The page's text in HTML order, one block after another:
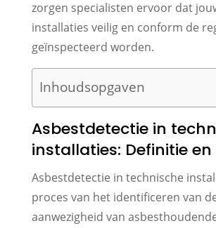
zorgen specialisten ervoor dat
installaties veilig en conform de
geïnspecteerd worden.
Inhoudsopgaven
Asbestdetectie in
installaties: Definitie
Asbestdetectie in technische
proces van het identificeren van
aanwezigheid van